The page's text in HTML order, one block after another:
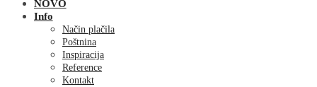
NOVO
Info
Način plačila
Poštnina
Inspiracija
Reference
Kontakt